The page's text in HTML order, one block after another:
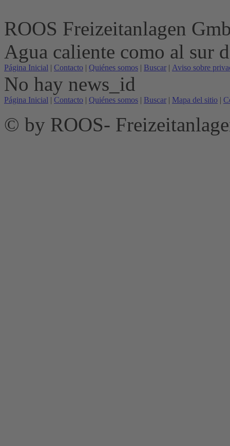
ROOS Freizeitanlagen
Agua caliente como al sur
Página Inicial | Contacto | Quiénes somos | Buscar | Aviso sobre
No hay news_id
Página Inicial | Contacto | Quiénes somos | Buscar | Mapa del sitio |
© by ROOS-